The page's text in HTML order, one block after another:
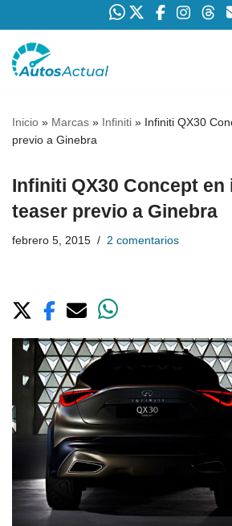
Saltar
Inicio » Marcas » Infiniti » Infiniti QX30
previo a Ginebra
Infiniti QX30 Concept en
teaser previo a Ginebra
febrero 5, 2015 2 comentarios